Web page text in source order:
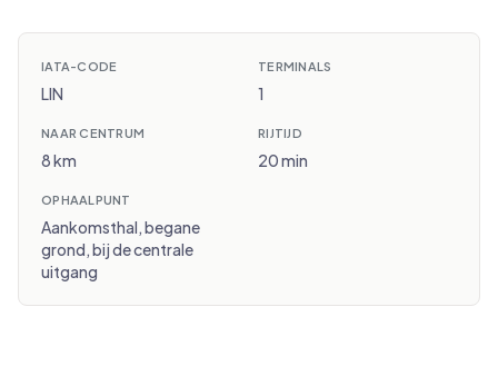
IATA-CODE
LIN
TERMINALS
1
NAAR CENTRUM
8 km
RIJTIJD
20 min
OPHAALPUNT
Aankomsthal, begane
grond, bij de centrale
uitgang